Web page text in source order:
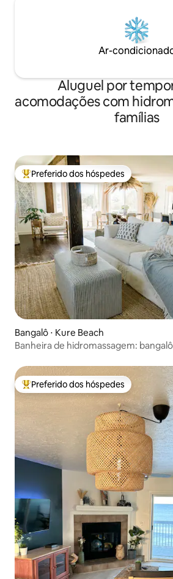
Ar-
Aluguel por
acomodações com
famílias
Entre os melhores preferidos dos
Preferido dos hóspedes
Bangalô ⋅ Kure Beach
Banheira de hidromassagem:
Entre os melhores preferidos dos
Preferido dos hóspedes